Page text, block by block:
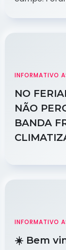
INFORMATIVO
NO
NÃO
BANDA
INFORMATIVO
☀️ Bem